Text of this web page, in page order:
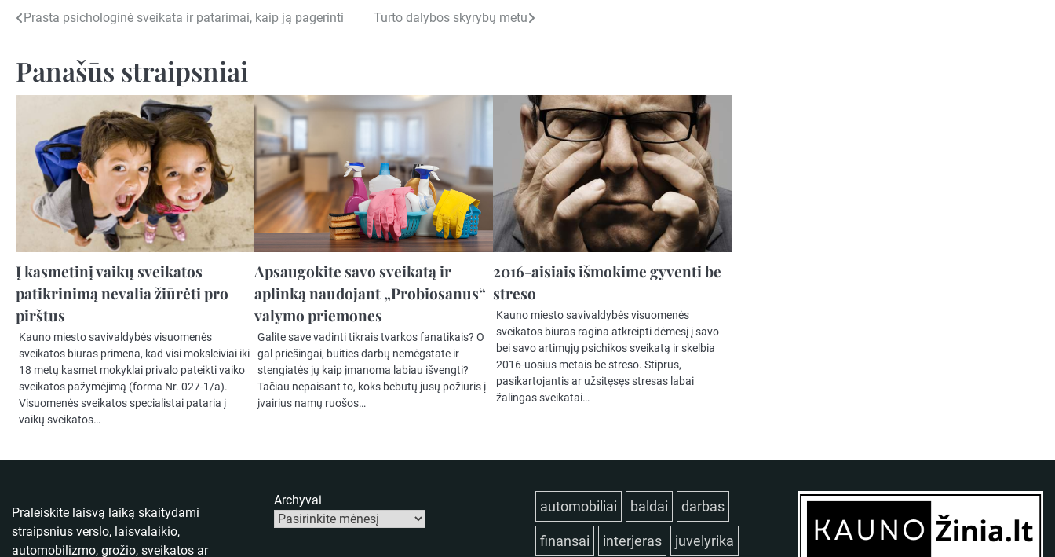
Navigacija
įrašų
Prasta psichologinė sveikata ir patarimai, kaip ją pagerinti Turto dalybos skyrybų metu
Panašūs straipsniai
Į kasmetinį vaikų sveikatos
patikrinimą nevalia žiūrėti pro
pirštus
Kauno miesto savivaldybės visuomenės
sveikatos biuras primena, kad visi moksleiviai iki
18 metų kasmet mokyklai privalo pateikti vaiko
sveikatos pažymėjimą (forma Nr. 027-1/a).
Visuomenės sveikatos specialistai pataria į
vaikų sveikatos…
Apsaugokite savo sveikatą ir
aplinką naudojant „Probiosanus“
valymo priemones
Galite save vadinti tikrais tvarkos fanatikais? O
gal priešingai, buities darbų nemėgstate ir
stengiatės jų kaip įmanoma labiau išvengti?
Tačiau nepaisant to, koks bebūtų jūsų požiūris į
įvairius namų ruošos…
2016-aisiais išmokime gyventi be
streso
Kauno miesto savivaldybės visuomenės
sveikatos biuras ragina atkreipti dėmesį į savo
bei savo artimųjų psichikos sveikatą ir skelbia
2016-uosius metais be streso. Stiprus,
pasikartojantis ar užsitęsęs stresas labai
žalingas sveikatai…
Praleiskite laisvą laiką skaitydami
straipsnius verslo, laisvalaikio,
automobilizmo, grožio, sveikatos ar
Archyvai automobiliai baldai darbas
finansai interjeras juvelyrika